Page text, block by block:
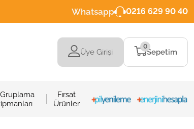
Whatsapp 0216 629 90 40
Üye Girişi Sepetim
0
Fırsat
Ürünler